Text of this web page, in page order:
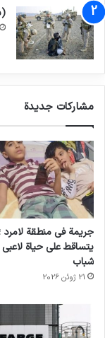
المتحدة: إما
مجموعات عمل
ADVT
مشاركات جديدة
جريمة في منطقة
يتساقط على حياة
شباب
21 ژوئن 2026